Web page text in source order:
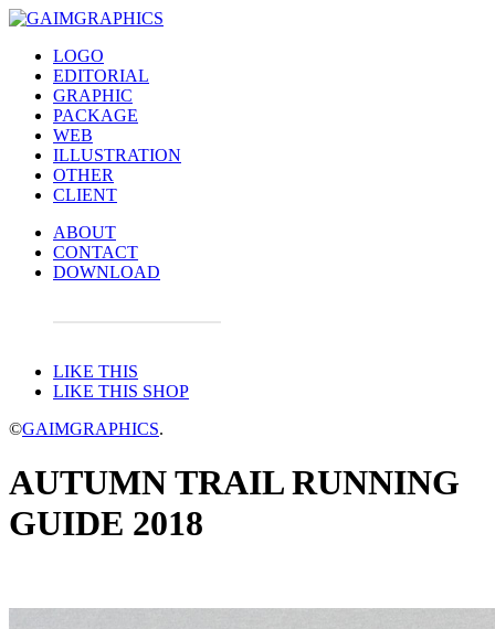
LOGO
EDITORIAL
GRAPHIC
PACKAGE
WEB
ILLUSTRATION
OTHER
CLIENT
ABOUT
CONTACT
DOWNLOAD
LIKE THIS
LIKE THIS SHOP
©GAIMGRAPHICS.
AUTUMN TRAIL RUNNING
GUIDE 2018